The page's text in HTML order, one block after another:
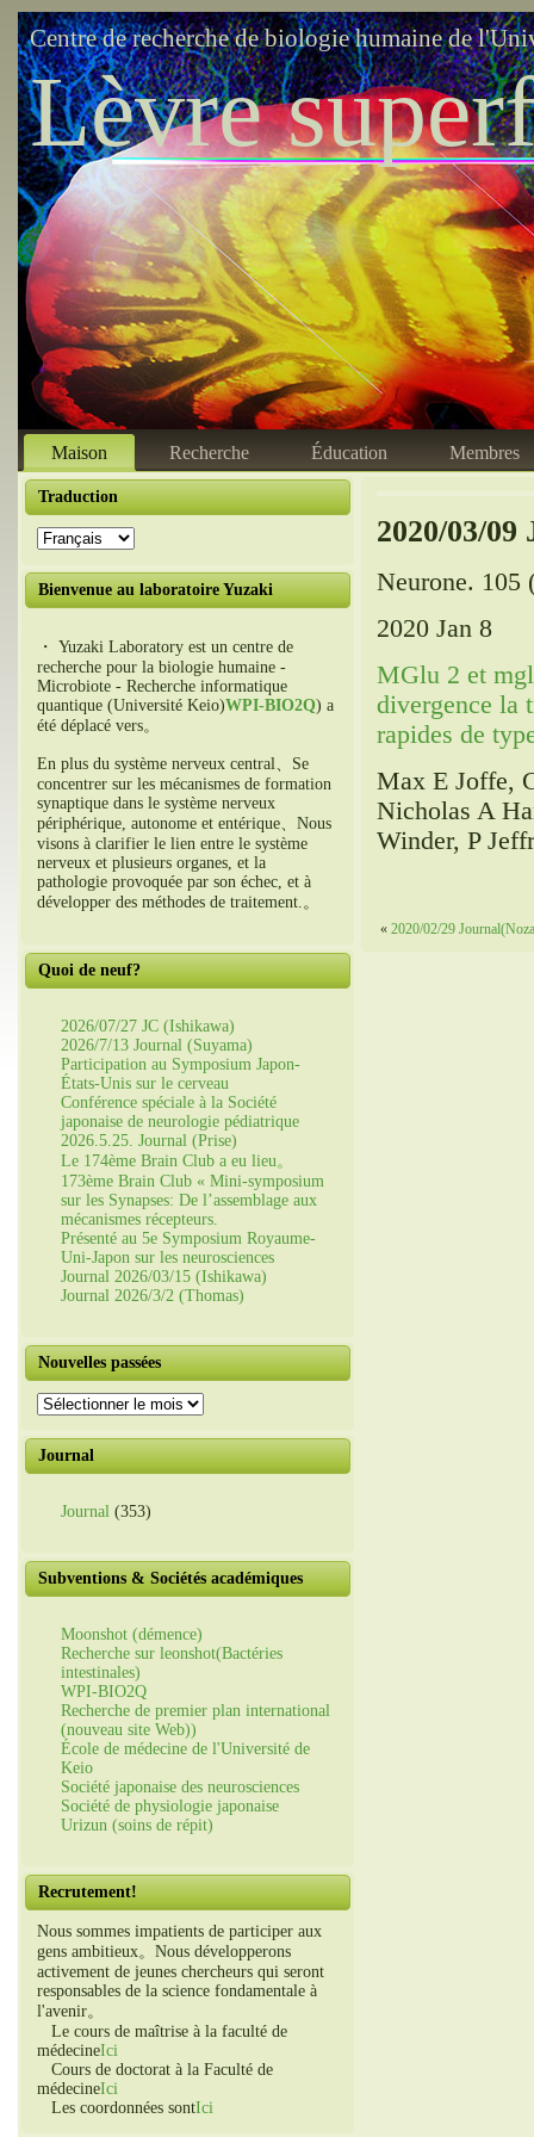
Centre de recherche de biologie humaine de
Lèvre
Maison Recherche Éducation Membres
Traduction
Bienvenue au laboratoire Yuzaki
・ Yuzaki Laboratory est un centre de
recherche pour la biologie humaine -
Microbiote - Recherche informatique
quantique (Université Keio)WPI-BIO2Q) a
été déplacé vers。
En plus du système nerveux central、Se
concentrer sur les mécanismes de formation
synaptique dans le système nerveux
périphérique, autonome et entérique、Nous
visons à clarifier le lien entre le système
nerveux et plusieurs organes, et la
pathologie provoquée par son échec, et à
développer des méthodes de traitement.。
Quoi de neuf?
2026/07/27 JC (Ishikawa)
2026/7/13 Journal (Suyama)
Participation au Symposium Japon-
États-Unis sur le cerveau
Conférence spéciale à la Société
japonaise de neurologie pédiatrique
2026.5.25. Journal (Prise)
Le 174ème Brain Club a eu lieu。
173ème Brain Club « Mini-symposium
sur les Synapses: De l’assemblage aux
mécanismes récepteurs.
Présenté au 5e Symposium Royaume-
Uni-Japon sur les neurosciences
Journal 2026/03/15 (Ishikawa)
Journal 2026/3/2 (Thomas)
Nouvelles passées
Nouvelles
passées
Journal
Journal (353)
Subventions & Sociétés académiques
Moonshot (démence)
Recherche sur leonshot(Bactéries
intestinales)
WPI-BIO2Q
Recherche de premier plan international
(nouveau site Web))
École de médecine de l'Université de
Keio
Société japonaise des neurosciences
Société de physiologie japonaise
Urizun (soins de répit)
Recrutement!
Nous sommes impatients de participer aux
gens ambitieux。Nous développerons
activement de jeunes chercheurs qui seront
responsables de la science fondamentale à
l'avenir。
Le cours de maîtrise à la faculté de
médecineIci
Cours de doctorat à la Faculté de
médecineIci
Les coordonnées sontIci
2020/03/
Neurone. 105
2020 Jan 8
MGlu 2 et
divergence la
rapides de
Max E Joffe,
Nicholas A
Winder, P
« 2020/02/29